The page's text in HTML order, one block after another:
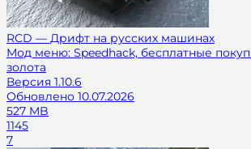
RCD — Дрифт на русских машинах
Мод меню: Speedhack, бесплатные
золота
Версия 1.10.6
Обновлено 10.07.2026
527 MB
1145
7